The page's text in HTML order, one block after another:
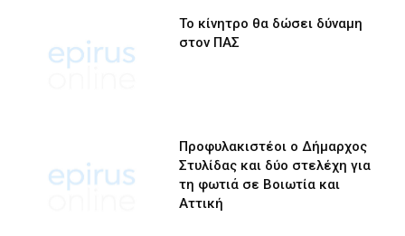
Το κίνητρο θα δώσει δύναμη
στον ΠΑΣ
Προφυλακιστέοι ο Δήμαρχος
Στυλίδας και δύο στελέχη για
τη φωτιά σε Βοιωτία και
Αττική